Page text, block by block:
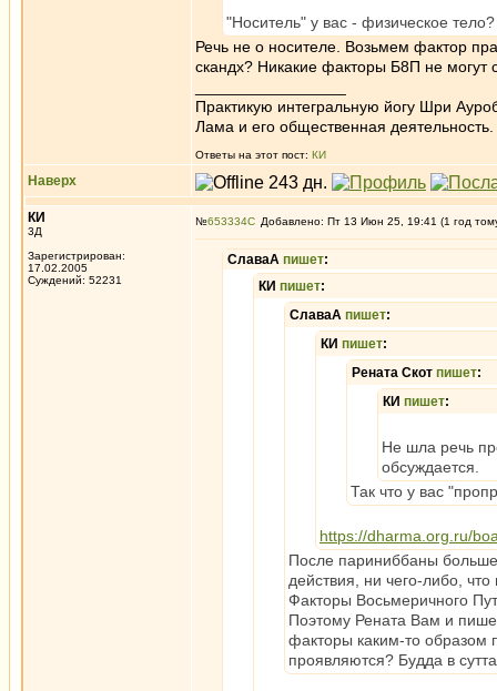
"Носитель" у вас - физическое
Речь не о носителе. Возьмем фактор
скандх? Никакие факторы Б8П не могут
Практикую интегральную йогу Шри
Лама и его общественная деятельность.
Ответы на этот пост: КИ
Наверх
КИ
3Д
Зарегистрирован:
17.02.2005
Суждений: 52231
№653334 Добавлено: Пт 13 Июн 25, 19:41 (1 год
СлаваА пишет:
КИ пишет:
СлаваА пишет:
КИ пишет:
Рената Скот пишет:
КИ пишет:
Не шла речь
обсуждается.
Так что у вас
https://dharma.org.ru/
После париниббаны
действия, ни чего-либо,
Факторы Восьмеричного
Поэтому Рената Вам и
факторы каким-то образом
проявляются? Будда в